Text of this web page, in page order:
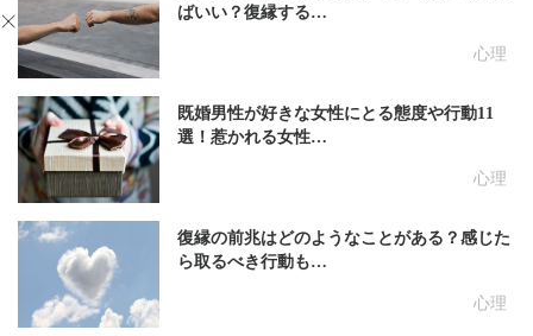
心理
ばいい？復縁する…
心理
既婚男性が好きな女性にとる態度や行動11
選！惹かれる女性…
心理
復縁の前兆はどのようなことがある？感じた
ら取るべき行動も…